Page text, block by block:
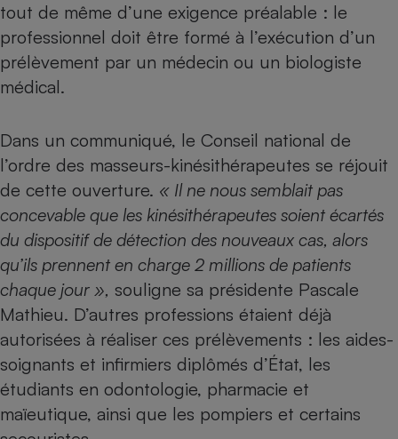
tout de même d’une exigence préalable : le
professionnel doit être formé à l’exécution d’un
prélèvement par un médecin ou un biologiste
médical.
Dans un communiqué, le Conseil national de
l’ordre des masseurs-kinésithérapeutes se réjouit
de cette ouverture. « Il ne nous semblait pas
concevable que les kinésithérapeutes soient écartés
du dispositif de détection des nouveaux cas, alors
qu’ils prennent en charge 2 millions de patients
chaque jour », souligne sa présidente Pascale
Mathieu. D’autres professions étaient déjà
autorisées à réaliser ces prélèvements : les aides-
soignants et infirmiers diplômés d’État, les
étudiants en odontologie, pharmacie et
maïeutique, ainsi que les pompiers et certains
induction
Climatiseur -
Ventilateur
Smartphone
Antivirus
Radiateur électrique
Climatiseur -
Ventilateur